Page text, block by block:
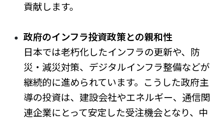
貢献します。
政府のインフラ投資政策との親和性
日本では老朽化したインフラの更新や、防
災・減災対策、デジタルインフラ整備などが
継続的に進められています。こうした政府主
導の投資は、建設会社やエネルギー、通信関
連企業にとって安定した受注機会となり、中